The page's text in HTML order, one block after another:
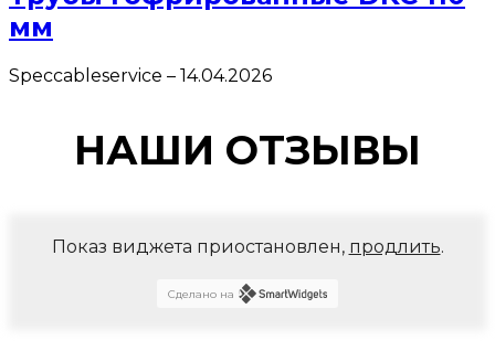
мм
Speccableservice – 14.04.2026
НАШИ ОТЗЫВЫ
Показ виджета приостановлен, продлить.
Сделано на